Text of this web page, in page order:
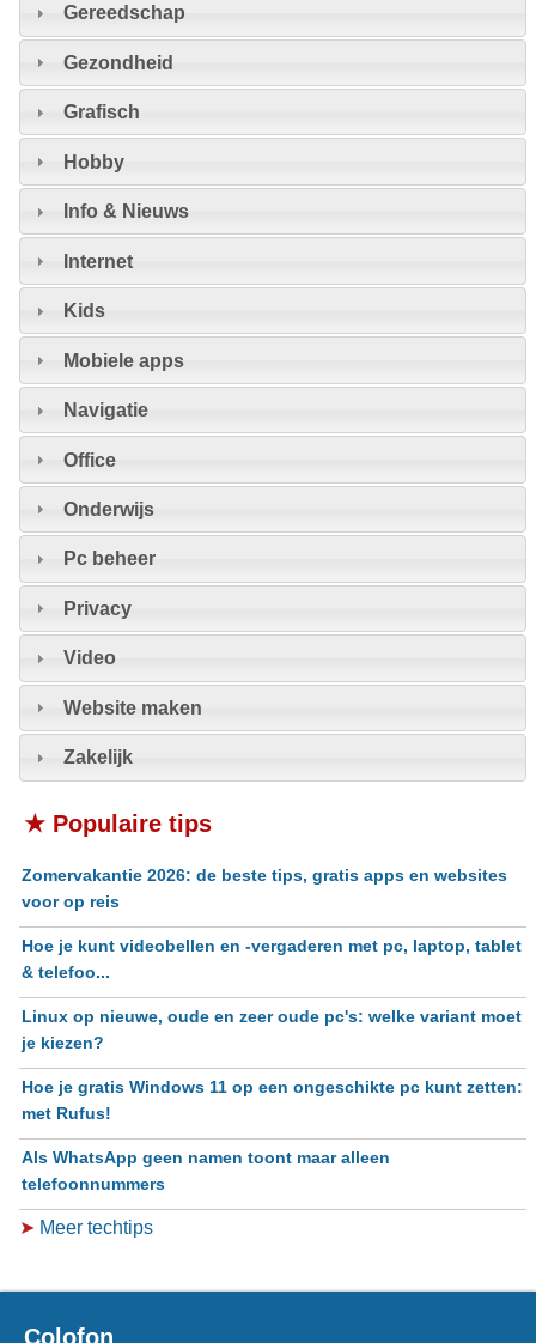
Gereedschap
Gezondheid
Grafisch
Hobby
Info & Nieuws
Internet
Kids
Mobiele apps
Navigatie
Office
Onderwijs
Pc beheer
Privacy
Video
Website maken
Zakelijk
★ Populaire tips
Zomervakantie 2026: de beste tips, gratis apps en websites
voor op reis
Hoe je kunt videobellen en -vergaderen met pc, laptop, tablet
& telefoo...
Linux op nieuwe, oude en zeer oude pc's: welke variant moet
je kiezen?
Hoe je gratis Windows 11 op een ongeschikte pc kunt zetten:
met Rufus!
Als WhatsApp geen namen toont maar alleen
telefoonnummers
➤ Meer techtips
Colofon